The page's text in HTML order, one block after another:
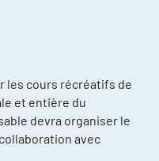
les cours récréatifs de
et entière du
devra organiser le
avec